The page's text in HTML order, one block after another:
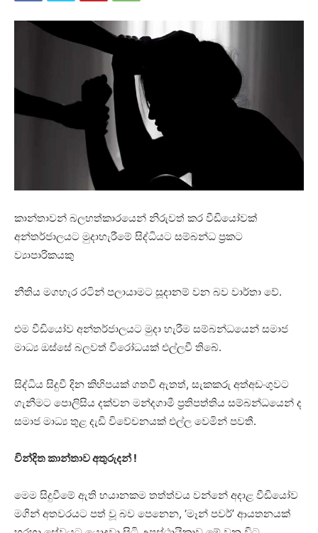
කාන්තාවන් බලහත්කාරයෙන් නිරුවත් කර වීඩියෝවක්
අන්තර්ජාලයට මුදාහැරීමේ සිද්ධියට සම්බන්ධ ප්‍රකට
ව්‍යාපාරිකයකු
නීතිය මගහැර රටින් පලායාමට සූදානම් වන බව වාර්තා වේ.
එම වීඩියෝව අන්තර්ජාලයට මුදා හැරීම සම්බන්ධයෙන් සමාජ
මාධ්‍ය ඔස්සේ බලවත් විරෝධයක් එල්ලවී තිබේ.
සිද්ධිය සිදුවී දින කිහිපයක් ගතවී ඇතත්, සැකකරු අත්අඩංගුවට
ගැනීමට පොලිසිය දක්වන මන්දගාමී ප්‍රතිපත්තිය සම්බන්ධයෙන් ද
සමාජ මාධ්‍ය තුළ දැඩි විවේචනයක් එල්ල වෙමින් පවතී.
වින්දිත කාන්තාව අතුරුදන් !
මෙම සිදුවීමේ ඇති භයානකම තත්ත්වය වන්නේ අදාළ වීඩියෝව
මගින් අතවරයට පත් වූ බව පෙනෙන, ‘මෑන් පවර්’ ආයතනයක්